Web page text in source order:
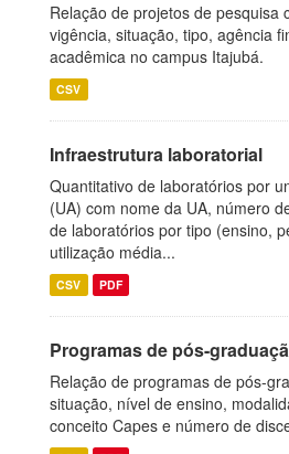
Relação de projetos de pesquisa
vigência, situação, tipo, agência
acadêmica no campus Itajubá.
CSV
Infraestrutura laboratorial
Quantitativo de laboratórios por
(UA) com nome da UA, número
de laboratórios por tipo (ensino,
utilização média...
CSV PDF
Programas de pós-
Relação de programas de pós-
situação, nível de ensino,
conceito Capes e número de